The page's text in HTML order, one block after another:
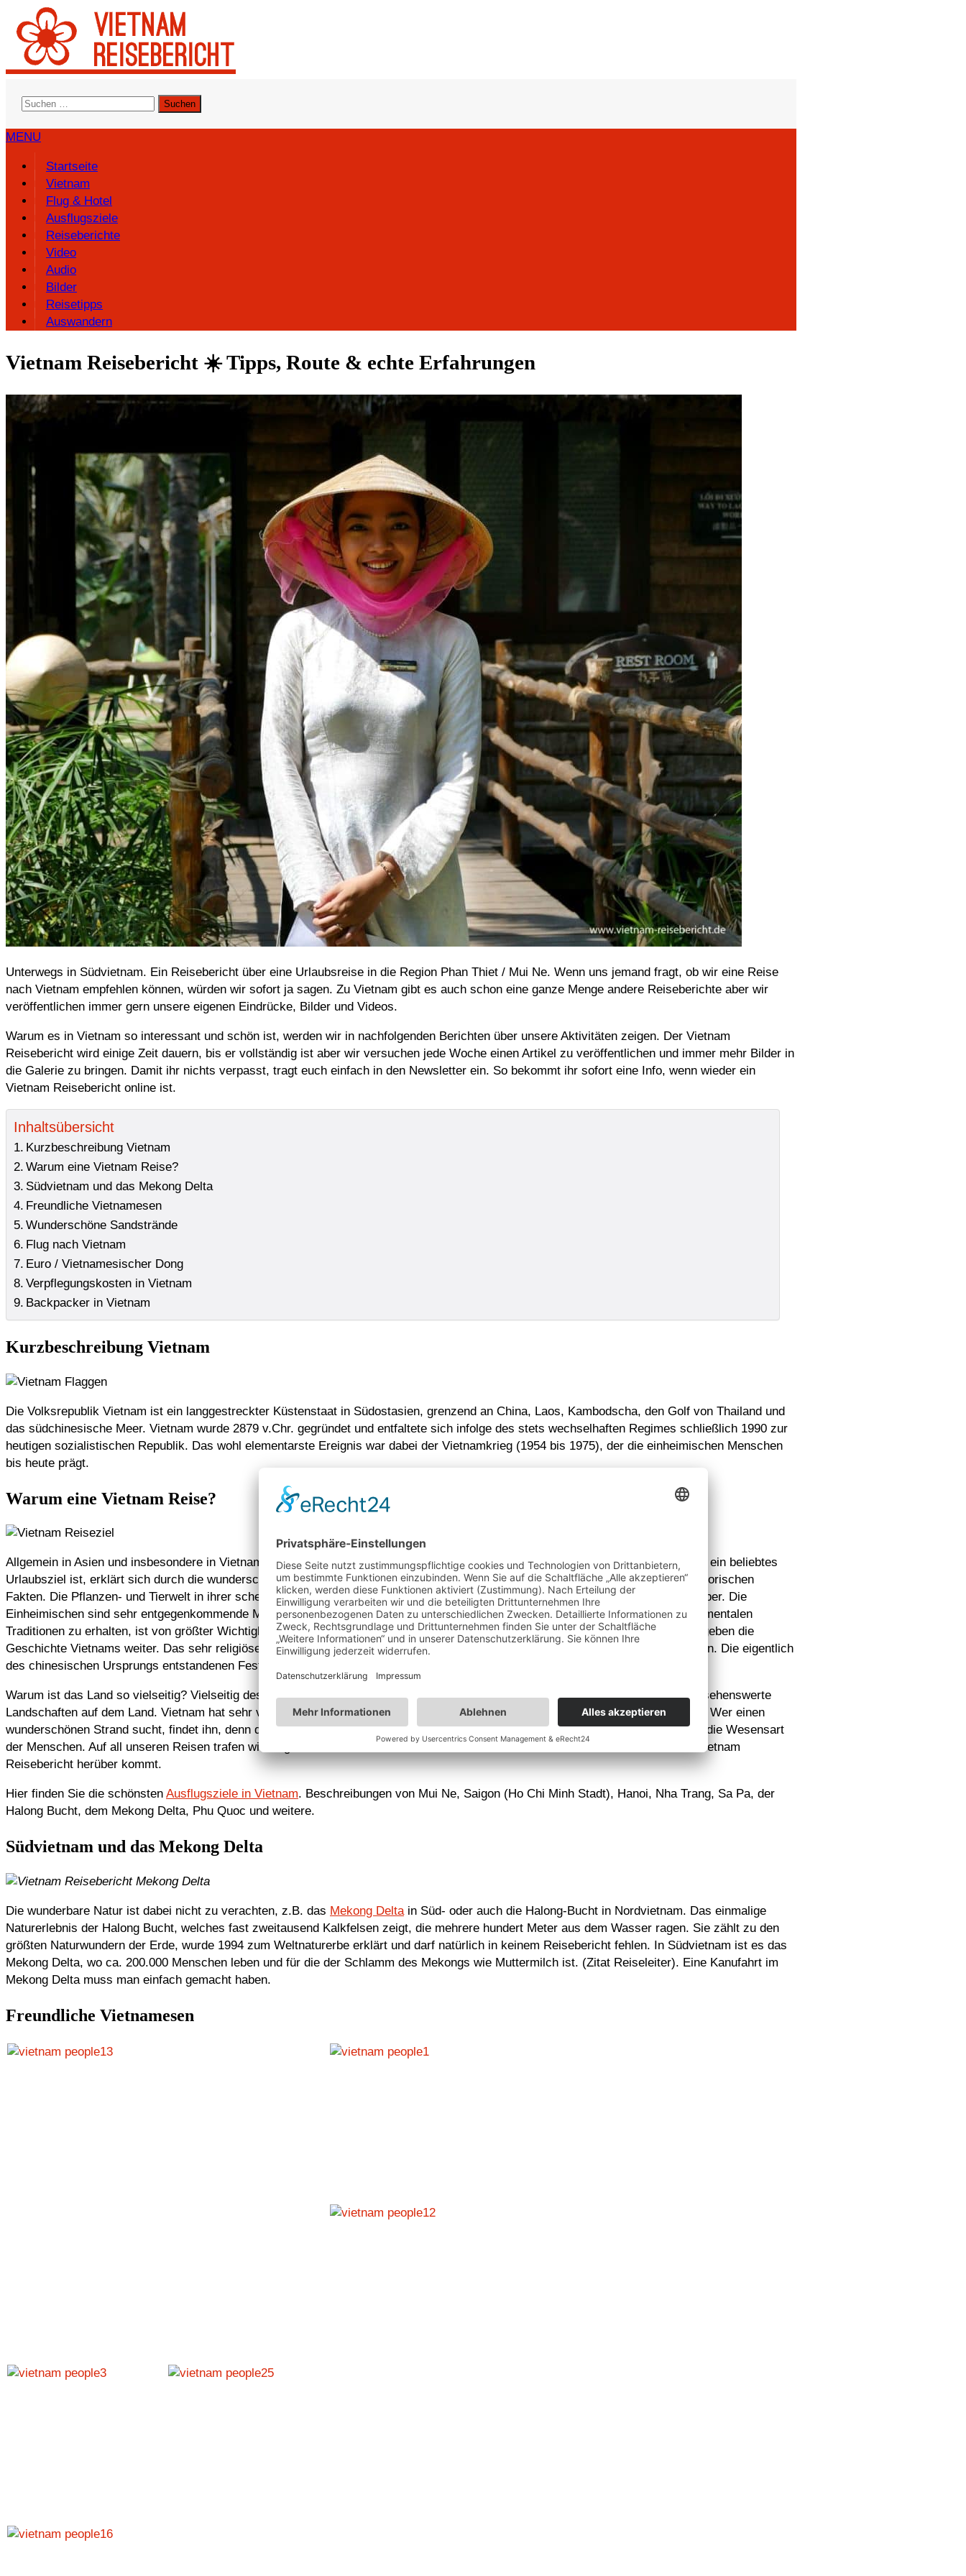
Suchen
MENU
Startseite
Vietnam
Flug & Hotel
Ausflugsziele
Reiseberichte
Video
Audio
Bilder
Reisetipps
Auswandern
Vietnam Reisebericht ☀️ Tipps, Route & echte Erfahrungen
Unterwegs in Südvietnam. Ein Reisebericht über eine Urlaubsreise in die Region Phan Thiet / Mui Ne. Wenn uns jemand fragt, ob wir eine Reise
nach Vietnam empfehlen können, würden wir sofort ja sagen. Zu Vietnam gibt es auch schon eine ganze Menge andere Reiseberichte aber wir
veröffentlichen immer gern unsere eigenen Eindrücke, Bilder und Videos.
Warum es in Vietnam so interessant und schön ist, werden wir in nachfolgenden Berichten über unsere Aktivitäten zeigen. Der Vietnam
Reisebericht wird einige Zeit dauern, bis er vollständig ist aber wir versuchen jede Woche einen Artikel zu veröffentlichen und immer mehr Bilder in
die Galerie zu bringen. Damit ihr nichts verpasst, tragt euch einfach in den Newsletter ein. So bekommt ihr sofort eine Info, wenn wieder ein
Vietnam Reisebericht online ist.
Inhaltsübersicht
Kurzbeschreibung Vietnam
Warum eine Vietnam Reise?
Südvietnam und das Mekong Delta
Freundliche Vietnamesen
Wunderschöne Sandstrände
Flug nach Vietnam
Euro / Vietnamesischer Dong
Verpflegungskosten in Vietnam
Backpacker in Vietnam
Kurzbeschreibung Vietnam
Die Volksrepublik Vietnam ist ein langgestreckter Küstenstaat in Südostasien, grenzend an China, Laos, Kambodscha, den Golf von Thailand und
das südchinesische Meer. Vietnam wurde 2879 v.Chr. gegründet und entfaltete sich infolge des stets wechselhaften Regimes schließlich 1990 zur
heutigen sozialistischen Republik. Das wohl elementarste Ereignis war dabei der Vietnamkrieg (1954 bis 1975), der die einheimischen Menschen
bis heute prägt.
Warum eine Vietnam Reise?
Allgemein in Asien und insbesondere in Vietnam sind die Menschen sehr freundlich, wertschätzend und bescheiden. Dass Vietnam ein beliebtes
Urlaubsziel ist, erklärt sich durch die wunderschönen Naturlandschaften, die zahlreichen Traditionen und die bemerkenswerten historischen
Fakten. Die Pflanzen- und Tierwelt in ihrer scheinbar unberührten Natur und das tropische Klima wirken wohltuend auf vielen Urlauber. Die
Einheimischen sind sehr entgegenkommende Menschen, die jedem gerne ihre Hilfsbereitschaft entgegenbringen. Ihre vielen fundamentalen
Traditionen zu erhalten, ist von größter Wichtigkeit. Im ganzen Land stößt man auf die Ursprünge der Brauchtümer und viele Orte geben die
Geschichte Vietnams weiter. Das sehr religiöse und glaubensstarke Land schließt zahlreiche Feste und besondere Feiertage mit ein. Die eigentlich
des chinesischen Ursprungs entstandenen Feste erhielten im Laufe der Zeit ihre typisch-vietnamesische Note.
Warum ist das Land so vielseitig? Vielseitig deshalb, weil es einfach bunt ist. Da gibt es die quierligen lebendigen Großstädte und sehenswerte
Landschaften auf dem Land. Vietnam hat sehr viel Traditionen und die Vielfalt der historischen Tempelstädte sind sehr sehenswert. Wer einen
wunderschönen Strand sucht, findet ihn, denn der Südpazifik hat einiges zu bieten. Was Vietnam aber grundsätzlich ausmacht, ist die Wesensart
der Menschen. Auf all unseren Reisen trafen wir aufgeschlossene, freundliche Menschen. Wir hoffen das das auch so in diesem Vietnam
Reisebericht herüber kommt.
Hier finden Sie die schönsten Ausflugsziele in Vietnam. Beschreibungen von Mui Ne, Saigon (Ho Chi Minh Stadt), Hanoi, Nha Trang, Sa Pa, der
Halong Bucht, dem Mekong Delta, Phu Quoc und weitere.
Südvietnam und das Mekong Delta
Die wunderbare Natur ist dabei nicht zu verachten, z.B. das Mekong Deltain Süd- oder auch die Halong-Bucht in Nordvietnam. Das einmalige
Naturerlebnis der Halong Bucht, welches fast zweitausend Kalkfelsen zeigt, die mehrere hundert Meter aus dem Wasser ragen. Sie zählt zu den
größten Naturwundern der Erde, wurde 1994 zum Weltnaturerbe erklärt und darf natürlich in keinem Reisebericht fehlen. In Südvietnam ist es das
Mekong Delta, wo ca. 200.000 Menschen leben und für die der Schlamm des Mekongs wie Muttermilch ist. (Zitat Reiseleiter). Eine Kanufahrt im
Mekong Delta muss man einfach gemacht haben.
Freundliche Vietnamesen